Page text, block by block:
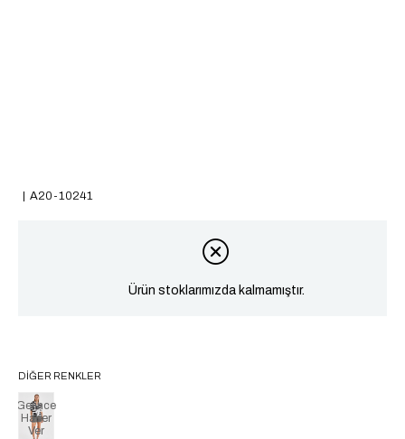
A20-10241
Ürün stoklarımızda kalmamıştır.
DIĞER RENKLER
Gelince
Haber
Ver